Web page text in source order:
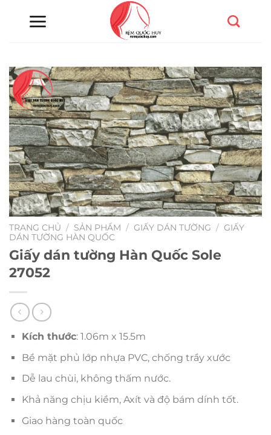
TRANG CHỦ / SẢN PHẨM / GIẤY DÁN TƯỜNG / GIẤY
DÁN TƯỜNG HÀN QUỐC
Giấy dán tường Hàn Quốc Sole
27052
Kích thước: 1.06m x 15.5m
Bề mặt phủ lớp nhựa PVC, chống trầy xước
Dễ lau chùi, không thấm nước.
Khả năng chịu kiềm, Axít và độ bám dính tốt.
Giao hàng toàn quốc